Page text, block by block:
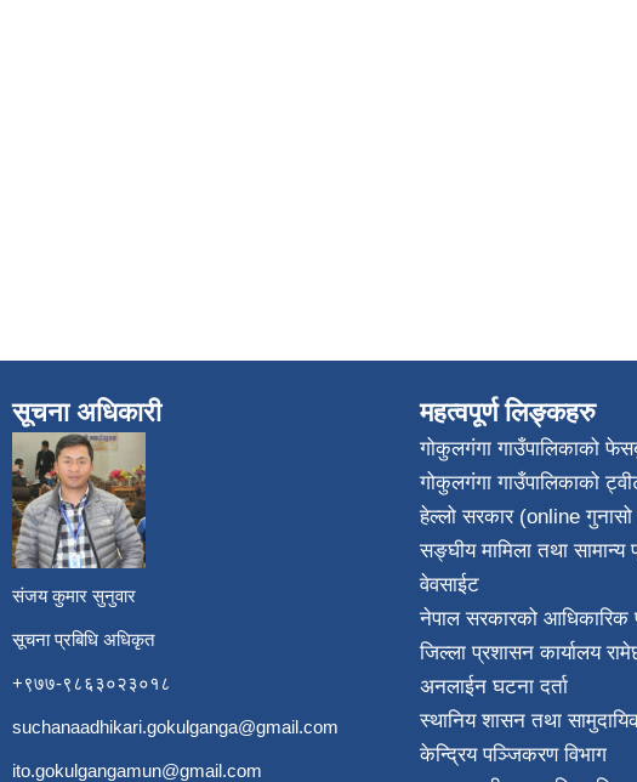
सूचना अधिकारी
संजय कुमार सुनुवार
सूचना प्रबिधि अधिकृत
+९७७-९८६३०२३०१८
suchanaadhikari.gokulganga@gmail.com
ito.gokulgangamun@gmail.com
महत्वपूर्ण लिङ्कहरु
गोकुलगंगा गाउँपालिकाको
गोकुलगंगा गाउँपालिकाको
हेल्लो सरकार (online गुनासो
सङ्घीय मामिला तथा
वेवसाईट
नेपाल सरकारको आधिकारिक
जिल्ला प्रशासन कार्यालय
अनलाईन घटना दर्ता
स्थानिय शासन तथा
केन्द्रिय पञ्जिकरण विभाग